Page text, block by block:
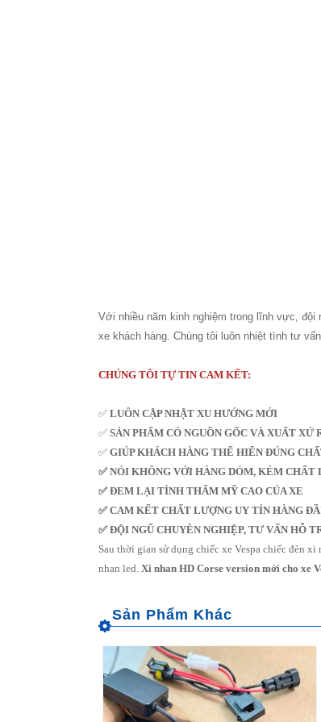
Với nhiều năm kinh nghiệm trong lĩnh vực,
xe khách hàng. Chúng tôi luôn nhiệt tình tư
CHÚNG TÔI TỰ TIN CAM KẾT:
✅ LUÔN CẬP NHẬT XU HƯỚNG MỚI
✅ SẢN PHẨM CÓ NGUỒN GỐC VÀ XUẤT XỨ
✅ GIÚP KHÁCH HÀNG THỂ HIỂN ĐÚNG
✅ NÓI KHÔNG VỚI HÀNG DỎM, KÉM CHẤT
✅ ĐEM LẠI TÍNH THẨM MỸ CAO CỦA XE
✅ CAM KẾT CHẤT LƯỢNG UY TÍN HÀNG
✅ ĐỘI NGŨ CHUYÊN NGHIỆP, TƯ VẤN HỖ
Sau thời gian sử dụng chiếc xe Vespa chiếc đèn
nhan led. Xi nhan HD Corse version mới cho xe